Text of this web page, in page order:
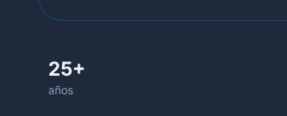
25+
años